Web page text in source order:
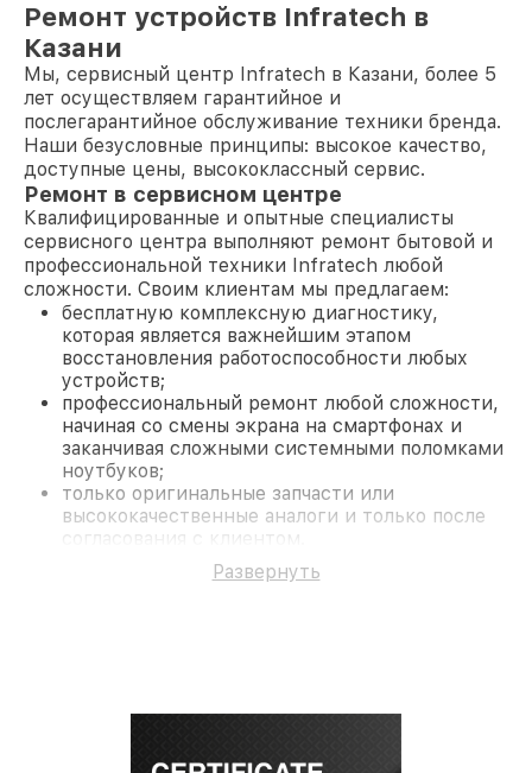
Ремонт устройств Infratech в
Казани
Мы, сервисный центр Infratech в Казани, более 5
лет осуществляем гарантийное и
послегарантийное обслуживание техники бренда.
Наши безусловные принципы: высокое качество,
доступные цены, высококлассный сервис.
Ремонт в сервисном центре
Квалифицированные и опытные специалисты
сервисного центра выполняют ремонт бытовой и
профессиональной техники Infratech любой
сложности. Своим клиентам мы предлагаем:
бесплатную комплексную диагностику,
которая является важнейшим этапом
восстановления работоспособности любых
устройств;
профессиональный ремонт любой сложности,
начиная со смены экрана на смартфонах и
заканчивая сложными системными поломками
ноутбуков;
только оригинальные запчасти или
высококачественные аналоги и только после
согласования с клиентом.
На все работы и замененные комплектующие
предоставляется длительная гарантия. В случае
Развернуть